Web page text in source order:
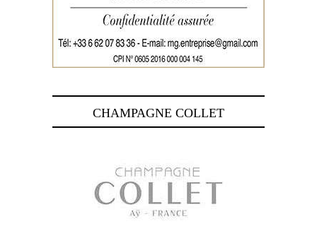
CHAMPAGNE COLLET